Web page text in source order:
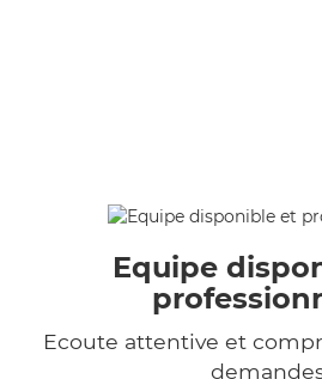
Equipe
Ecoute attentive et